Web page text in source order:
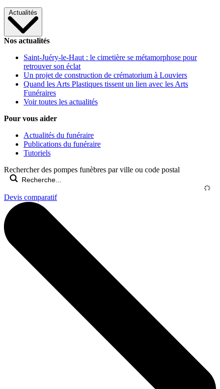
Actualités
Nos actualités
Saint-Juéry-le-Haut : le cimetière se métamorphose pour
retrouver son éclat
Un projet de construction de crématorium à Louviers
Quand les Arts Plastiques tissent un lien avec les Arts
Funéraires
Voir toutes les actualités
Pour vous aider
Actualités du funéraire
Publications du funéraire
Tutoriels
Rechercher des pompes funèbres par ville ou code postal
Devis comparatif